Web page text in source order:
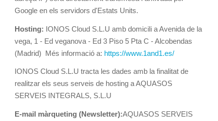
Google en els servidors d'Estats Units.
Hosting: IONOS Cloud S.L.U amb domicili a Avenida de la
vega, 1 - Ed veganova - Ed 3 Piso 5 Pta C - Alcobendas
(Madrid) Més informació a: https://www.1and1.es/
IONOS Cloud S.L.U tracta les dades amb la finalitat de
realitzar els seus serveis de hosting a AQUASOS
SERVEIS INTEGRALS, S.L.U
E-mail màrqueting (Newsletter):AQUASOS SERVEIS